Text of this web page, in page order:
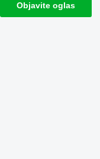
Objavite oglas